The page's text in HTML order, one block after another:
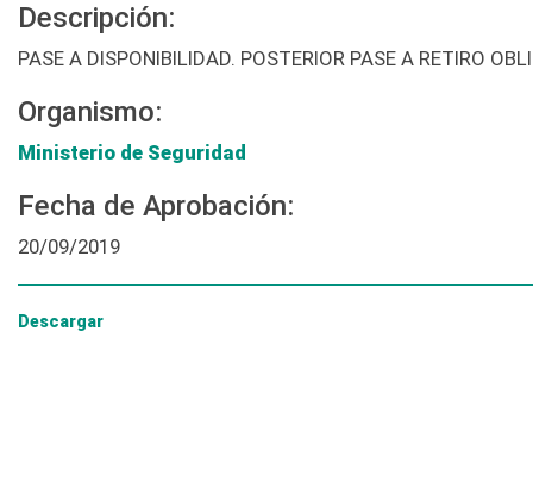
Descripción:
PASE A DISPONIBILIDAD. POSTERIOR PASE A RETIRO
Organismo:
Ministerio de Seguridad
Fecha de Aprobación:
20/09/2019
Descargar